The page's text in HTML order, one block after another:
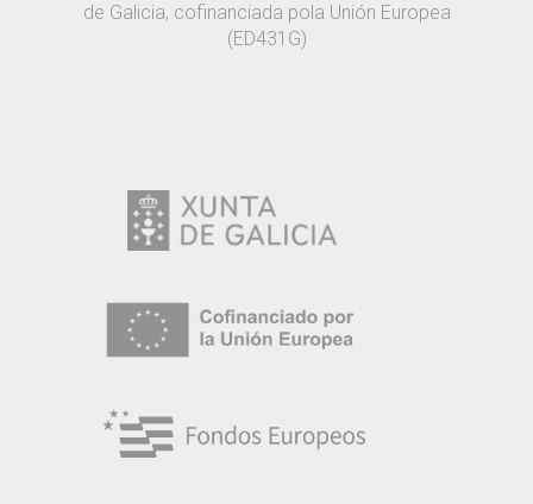
de Galicia, cofinanciada pola Unión Europea
(ED431G)